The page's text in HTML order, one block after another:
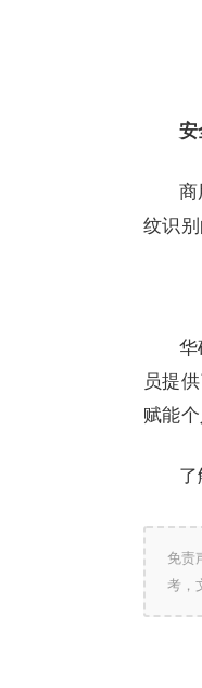
安
商
纹识
华
员提
赋能
了
免责
考，